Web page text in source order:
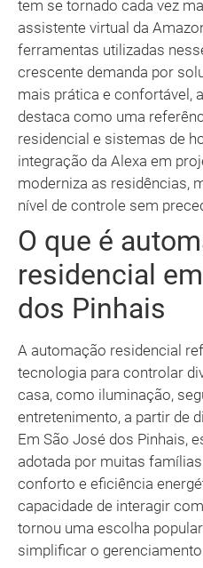
tem se tornado cada vez
assistente virtual da
ferramentas utilizadas
crescente demanda por
mais prática e confortável,
destaca como uma
residencial e sistemas de
integração da Alexa em
moderniza as residências,
nível de controle sem
O que é
residencial
dos Pinhais
A automação residencial
tecnologia para controlar
casa, como iluminação,
entretenimento, a partir de
Em São José dos Pinhais,
adotada por muitas
conforto e eficiência
capacidade de interagir
tornou uma escolha
simplificar o